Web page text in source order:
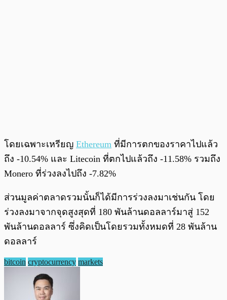
โดยเฉพาะเหรียญ Ethereum ที่มีการตกของราคาไปแล้ว
ถึง -10.54% และ Litecoin ที่ตกไปแล้วถึง -11.58% รวมถึง
Monero ที่ร่วงลงไปถึง -7.82%
ส่วนมูลค่าตลาดรวมนั้นก็ได้มีการร่วงลงมาเช่นกัน โดย
ร่วงลงมาจากจุดสูงสุดที่ 180 พันล้านดอลลาร์มาสู่ 152
พันล้านดอลลาร์ ซึ่งคิดเป็นโดยรวมทั้งหมดที่ 28 พันล้าน
ดอลลาร์
bitcoin cryptocurrency markets